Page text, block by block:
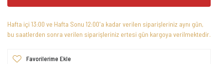
Hafta içi 13:00 ve Hafta Sonu 12:00'a kadar verilen siparişleriniz aynı gün,
bu saatlerden sonra verilen siparişleriniz ertesi gün kargoya verilmektedir.